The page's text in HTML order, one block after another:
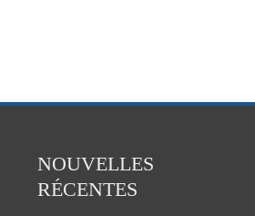
NOUVELLES
RÉCENTES